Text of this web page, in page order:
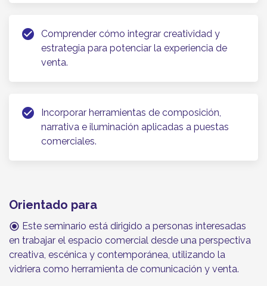
check_circle
Comprender cómo integrar creatividad y
estrategia para potenciar la experiencia de
venta.
check_circle
Incorporar herramientas de composición,
narrativa e iluminación aplicadas a puestas
comerciales.
Orientado para
radio_button_checked Este seminario está dirigido a personas interesadas
en trabajar el espacio comercial desde una perspectiva
creativa, escénica y contemporánea, utilizando la
vidriera como herramienta de comunicación y venta.